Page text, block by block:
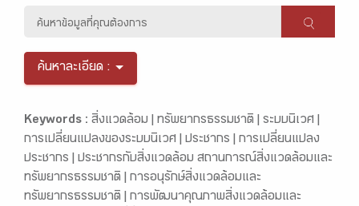
ค้นหาละเอียด :
Keywords : สิ่งแวดล้อม | ทรัพยากรธรรมชาติ | ระบบนิเวศ |
การเปลี่ยนแปลงของระบบนิเวศ | ประชากร | การเปลี่ยนแปลง
ประชากร | ประชากรกับสิ่งแวดล้อม สถานการณ์สิ่งแวดล้อมและ
ทรัพยากรธรรมชาติ | การอนุรักษ์สิ่งแวดล้อมและ
ทรัพยากรธรรมชาติ | การพัฒนาคุณภาพสิ่งแวดล้อมและ